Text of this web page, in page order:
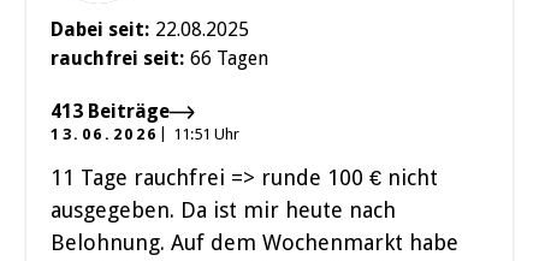
Dabei seit: 22.08.2025
rauchfrei seit: 66 Tagen
413 Beiträge
13.06.2026 11:51 Uhr
11 Tage rauchfrei => runde 100 € nicht
ausgegeben. Da ist mir heute nach
Belohnung. Auf dem Wochenmarkt habe